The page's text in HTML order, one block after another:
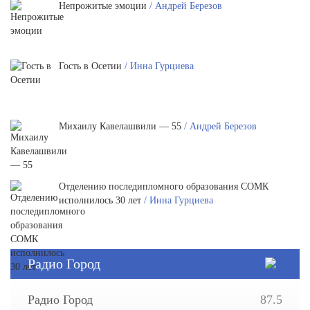
Непрожитые эмоции / Андрей Березов
Гость в Осетии / Инна Гурциева
Михаилу Кавелашвили — 55 / Андрей Березов
Отделению последипломного образования СОМК
исполнилось 30 лет / Инна Гурциева
Радио Город
Радио Город
87.5